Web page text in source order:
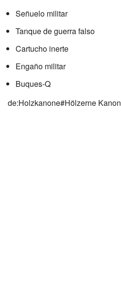
Señuelo militar
Tanque de guerra falso
Cartucho inerte
Engaño militar
Buques-Q
de:Holzkanone#Hölzerne